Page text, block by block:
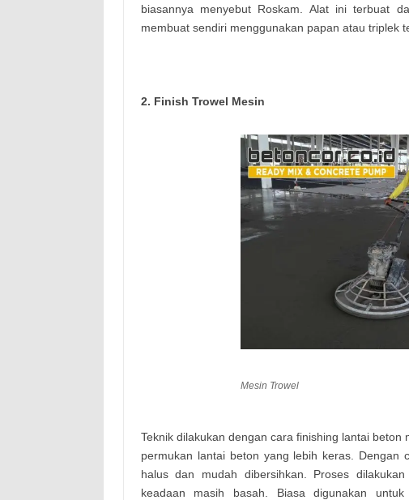
biasannya menyebut Roskam. Alat ini terbuat
membuat sendiri menggunakan papan atau triplek
2. Finish Trowel Mesin
Mesin Trowel
Teknik dilakukan dengan cara finishing lantai
permukan lantai beton yang lebih keras. Dengan
halus dan mudah dibersihkan. Proses
keadaan masih basah. Biasa digunakan